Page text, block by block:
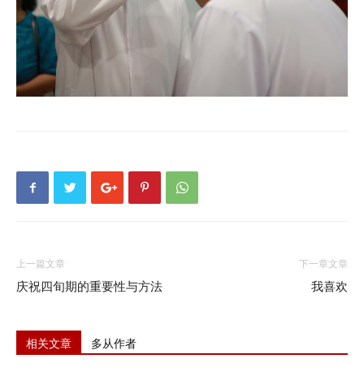
上一篇文章
庆祝四旬期的重要性与方法
下一章文章
我喜欢
相关文章 多从作者